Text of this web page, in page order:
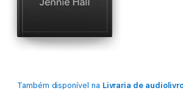
Também disponível na Livraria de